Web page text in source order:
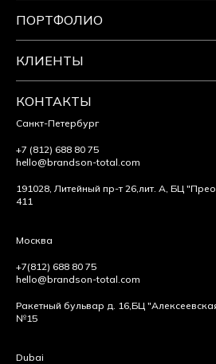
ПОРТФОЛИО
КЛИЕНТЫ
КОНТАКТЫ
Санкт-Петербург
+7 (812) 688 80 75
hello@brandson-total.com
191028, Литейный пр-т 26, лит. А, БЦ
411
Москва
+7(812) 688 80 75
hello@brandson-total.com
Ракетный бульвар д. 16, БЦ
№15
Dubai